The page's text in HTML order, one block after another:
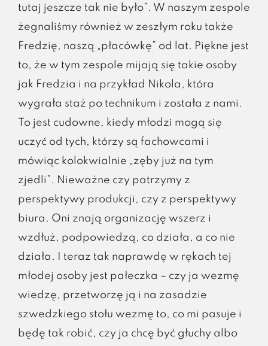
tutaj jeszcze tak nie było”. W naszym zespole
żegnaliśmy również w zeszłym roku także
Fredzię, naszą „płacówkę” od lat. Piękne jest
to, że w tym zespole mijają się takie osoby
jak Fredzia i na przykład Nikola, która
wygrała staż po technikum i została z nami.
To jest cudowne, kiedy młodzi mogą się
uczyć od tych, którzy są fachowcami i
mówiąc kolokwialnie „zęby już na tym
zjedli”. Nieważne czy patrzymy z
perspektywy produkcji, czy z perspektywy
biura. Oni znają organizację wszerz i
wzdłuż, podpowiedzą, co działa, a co nie
działa. I teraz tak naprawdę w rękach tej
młodej osoby jest pałeczka – czy ja wezmę
wiedzę, przetworzę ją i na zasadzie
szwedzkiego stołu wezmę to, co mi pasuje i
będę tak robić, czy ja chcę być głuchy albo